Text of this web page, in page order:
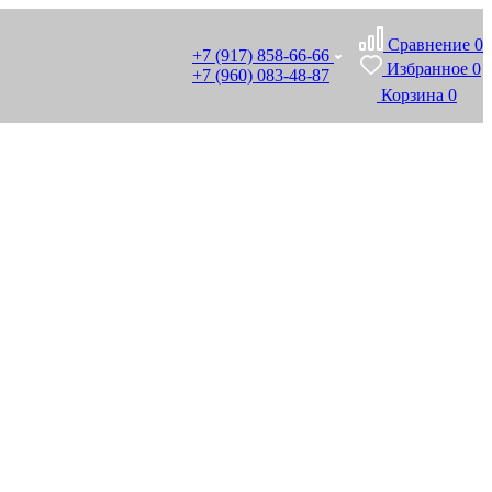
+7 (917) 858-66-66
+7 (960) 083-48-87
Сравнение 0
Избранное 0
Корзина 0